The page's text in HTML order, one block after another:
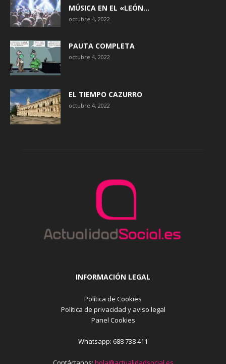
MÚSICA EN EL «LEÓN...
octubre 4, 2022
PAUTA COMPLETA
octubre 4, 2022
EL TIEMPO CAZURRO
octubre 4, 2022
INFORMACIÓN LEGAL
Política de Cookies
Política de privacidad y aviso legal
Panel Cookies
Whatsapp: 688 738 411